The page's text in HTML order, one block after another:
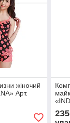
жіночий
Арт.